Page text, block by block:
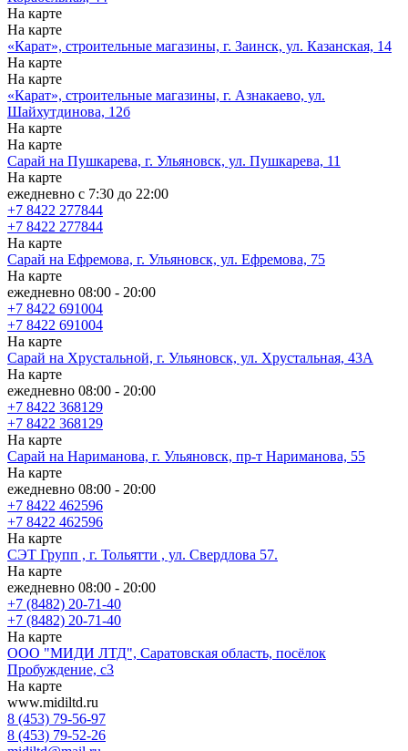
На карте
На карте
«Карат», строительные магазины, г. Заинск, ул. Казанская, 14
На карте
На карте
«Карат», строительные магазины, г. Азнакаево, ул.
Шайхутдинова, 12б
На карте
На карте
Сарай на Пушкарева, г. Ульяновск, ул. Пушкарева, 11
На карте
ежедневно с 7:30 до 22:00
+7 8422 277844
+7 8422 277844
На карте
Сарай на Ефремова, г. Ульяновск, ул. Ефремова, 75
На карте
ежедневно 08:00 - 20:00
+7 8422 691004
+7 8422 691004
На карте
Сарай на Хрустальной, г. Ульяновск, ул. Хрустальная, 43А
На карте
ежедневно 08:00 - 20:00
+7 8422 368129
+7 8422 368129
На карте
Сарай на Нариманова, г. Ульяновск, пр-т Нариманова, 55
На карте
ежедневно 08:00 - 20:00
+7 8422 462596
+7 8422 462596
На карте
СЭТ Групп , г. Тольятти , ул. Свердлова 57.
На карте
ежедневно 08:00 - 20:00
+7 (8482) 20-71-40
+7 (8482) 20-71-40
На карте
ООО "МИДИ ЛТД", Саратовская область, посёлок
Пробуждение, с3
На карте
www.midiltd.ru
8 (453) 79-56-97
8 (453) 79-52-26